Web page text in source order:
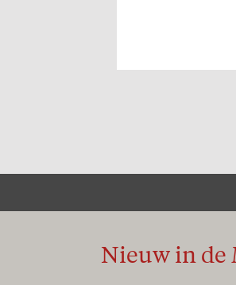
Nieuw in de